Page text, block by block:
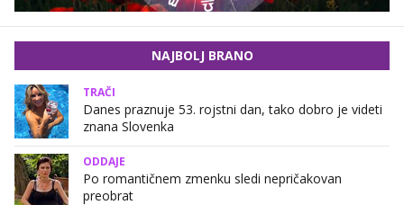
NAJBOLJ BRANO
TRAČI
Danes praznuje 53. rojstni dan, tako dobro je videti
znana Slovenka
ODDAJE
Po romantičnem zmenku sledi nepričakovan
preobrat